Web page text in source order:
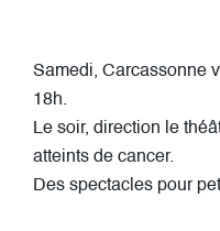
Samedi, Carcassonne
18h.
Le soir, direction le
atteints de cancer.
Des spectacles pour